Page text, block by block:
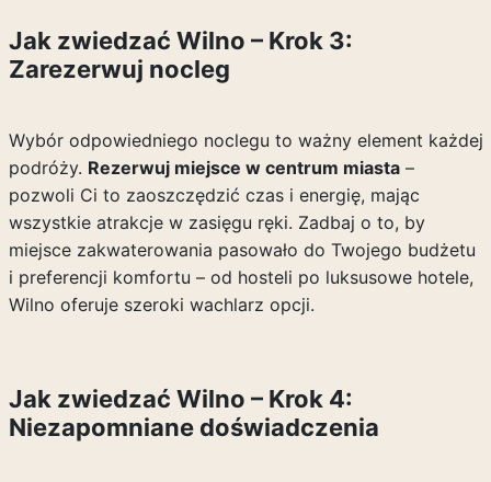
Jak zwiedzać Wilno – Krok 3:
Zarezerwuj nocleg
Wybór odpowiedniego noclegu to ważny element każdej
podróży. Rezerwuj miejsce w centrum miasta–
pozwoli Ci to zaoszczędzić czas i energię, mając
wszystkie atrakcje w zasięgu ręki. Zadbaj o to, by
miejsce zakwaterowania pasowało do Twojego budżetu
i preferencji komfortu – od hosteli po luksusowe hotele,
Wilno oferuje szeroki wachlarz opcji.
Jak zwiedzać Wilno – Krok 4:
Niezapomniane doświadczenia